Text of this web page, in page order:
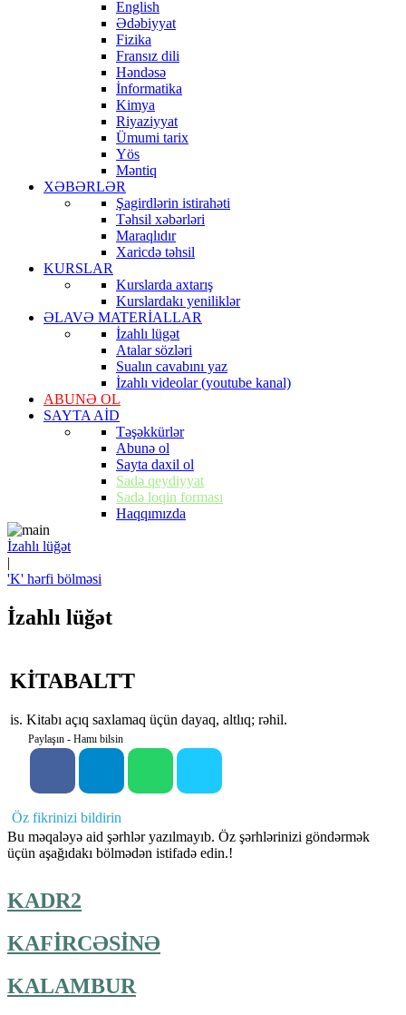
English
Ədəbiyyat
Fizika
Fransız dili
Həndəsə
İnformatika
Kimya
Riyaziyyat
Ümumi tarix
Yös
Məntiq
XƏBƏRLƏR
Şagirdlərin istirahəti
Təhsil xəbərləri
Maraqlıdır
Xaricdə təhsil
KURSLAR
Kurslarda axtarış
Kurslardakı yeniliklər
ƏLAVƏ MATERİALLAR
İzahlı lügət
Atalar sözləri
Sualın cavabını yaz
İzahlı videolar (youtube kanal)
ABUNƏ OL
SAYTA AİD
Təşəkkürlər
Abunə ol
Sayta daxil ol
Sadə qeydiyyat
Sadə loqin forması
Haqqımızda
İzahlı lüğət
|
'K' hərfi bölməsi
İzahlı lüğət
KİTABALTT
is. Kitabı açıq saxlamaq üçün dayaq, altlıq; rəhil.
Paylaşın - Hamı bilsin
Öz fikrinizi bildirin
Bu məqaləyə aid şərhlər yazılmayıb. Öz şərhlərinizi göndərmək
üçün aşağıdakı bölmədən istifadə edin.!
KADR2
KAFİRCƏSİNƏ
KALAMBUR